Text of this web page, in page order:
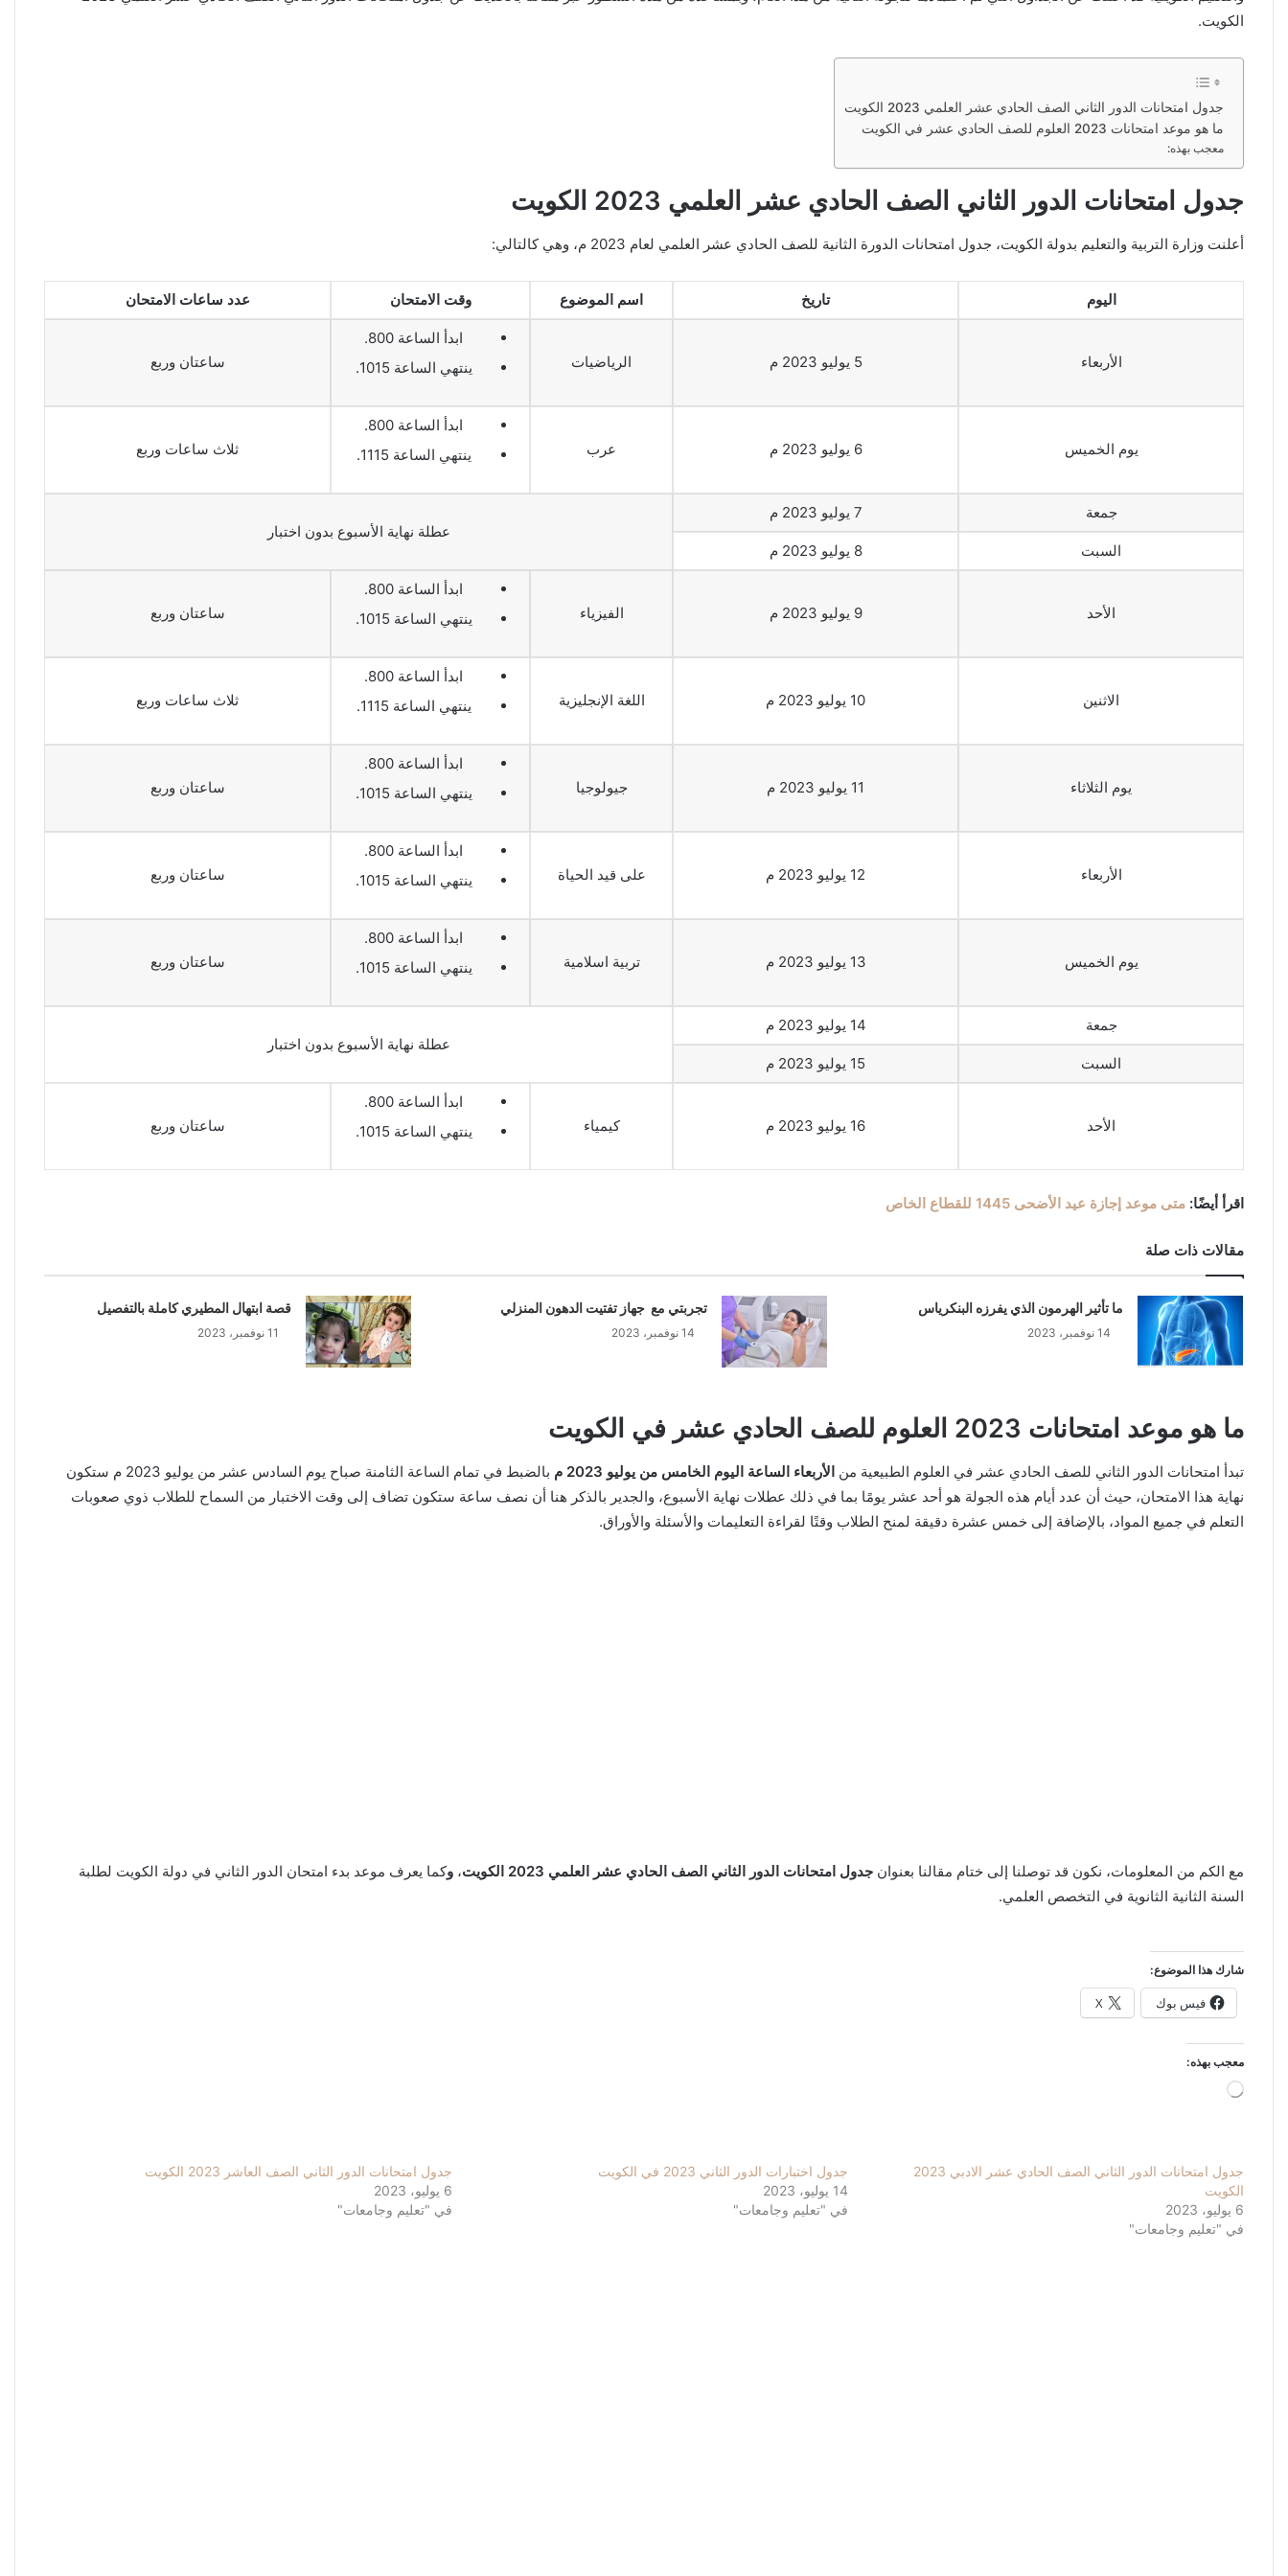
الكويت.
جدول امتحانات الدور الثاني الصف الحادي عشر العلمي 2023 الكويت
ما هو موعد امتحانات 2023 العلوم للصف الحادي عشر في الكويت
معجب بهذه:
جدول امتحانات الدور الثاني الصف الحادي عشر العلمي 2023 الكويت
أعلنت وزارة التربية والتعليم بدولة الكويت، جدول امتحانات الدورة الثانية للصف الحادي عشر العلمي لعام 2023 م، وهي كالتالي:
اليوم تاريخ اسم الموضوع وقت الامتحان عدد ساعات الامتحان
الأربعاء 5 يوليو 2023 م الرياضيات
ابدأ الساعة 800.
ينتهي الساعة 1015.
ساعتان وربع
يوم الخميس 6 يوليو 2023 م عرب
ابدأ الساعة 800.
ينتهي الساعة 1115.
ثلاث ساعات وربع
جمعة
7 يوليو 2023 م
عطلة نهاية الأسبوع بدون اختبار
السبت
8 يوليو 2023 م
الأحد 9 يوليو 2023 م الفيزياء
ابدأ الساعة 800.
ينتهي الساعة 1015.
ساعتان وربع
الاثنين 10 يوليو 2023 م اللغة الإنجليزية
ابدأ الساعة 800.
ينتهي الساعة 1115.
ثلاث ساعات وربع
يوم الثلاثاء 11 يوليو 2023 م جيولوجيا
ابدأ الساعة 800.
ينتهي الساعة 1015.
ساعتان وربع
الأربعاء 12 يوليو 2023 م على قيد الحياة
ابدأ الساعة 800.
ينتهي الساعة 1015.
ساعتان وربع
يوم الخميس 13 يوليو 2023 م تربية اسلامية
ابدأ الساعة 800.
ينتهي الساعة 1015.
ساعتان وربع
جمعة
14 يوليو 2023 م
عطلة نهاية الأسبوع بدون اختبار
السبت
15 يوليو 2023 م
الأحد 16 يوليو 2023 م كيمياء
ابدأ الساعة 800.
ينتهي الساعة 1015.
ساعتان وربع
اقرأ أيضًا: متى موعد إجازة عيد الأضحى 1445 للقطاع الخاص
مقالات ذات صلة
ما تأثير الهرمون الذي يفرزه البنكرياس
14 نوفمبر، 2023
تجربتي مع جهاز تفتيت الدهون المنزلي
14 نوفمبر، 2023
قصة ابتهال المطيري كاملة بالتفصيل
11 نوفمبر، 2023
ما هو موعد امتحانات 2023 العلوم للصف الحادي عشر في الكويت
تبدأ امتحانات الدور الثاني للصف الحادي عشر في العلوم الطبيعية من الأربعاء الساعة اليوم الخامس من يوليو 2023 م
بالضبط في تمام الساعة الثامنة صباح يوم السادس عشر من يوليو 2023 م ستكون
نهاية هذا الامتحان، حيث أن عدد أيام هذه الجولة هو أحد عشر يومًا بما في ذلك عطلات نهاية الأسبوع، والجدير بالذكر هنا أن نصف ساعة ستكون تضاف إلى وقت الاختبار من السماح للطلاب ذوي صعوبات
التعلم في جميع المواد، بالإضافة إلى خمس عشرة دقيقة لمنح الطلاب وقتًا لقراءة التعليمات والأسئلة والأوراق.
مع الكم من المعلومات، نكون قد توصلنا إلى ختام مقالنا بعنوان جدول امتحانات الدور الثاني الصف الحادي عشر العلمي 2023 الكويت ، وكما يعرف موعد بدء امتحان الدور الثاني في دولة الكويت لطلبة
السنة الثانية الثانوية في التخصص العلمي.
شارك هذا الموضوع:
فيس بوك X
معجب بهذه:
جاري
جدول امتحانات الدور الثاني الصف الحادي عشر الادبي 2023
الكويت
6 يوليو، 2023
في "تعليم وجامعات"
جدول اختبارات الدور الثاني 2023 في الكويت
14 يوليو، 2023
في "تعليم وجامعات"
جدول امتحانات الدور الثاني الصف العاشر 2023 الكويت
6 يوليو، 2023
في "تعليم وجامعات"